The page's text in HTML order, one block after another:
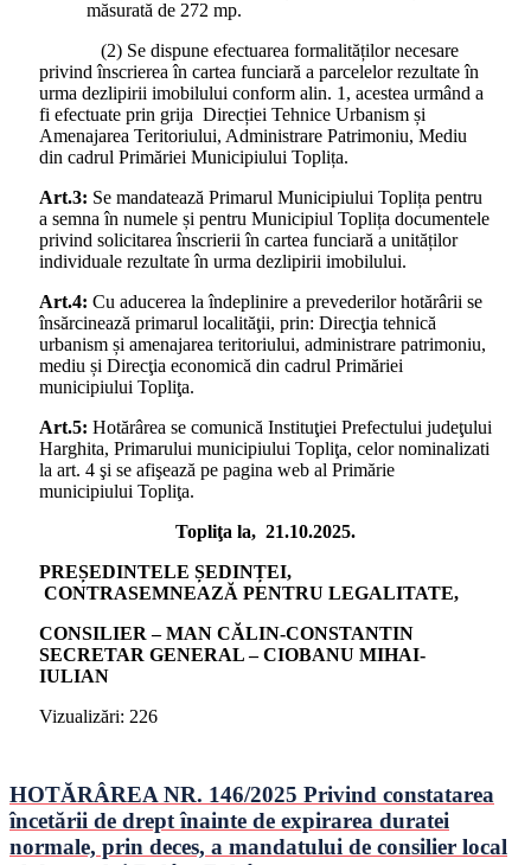
măsurată de 272 mp.
(2) Se dispune efectuarea formalităților necesare
privind înscrierea în cartea funciară a parcelelor rezultate în
urma dezlipirii imobilului conform alin. 1, acestea urmând a
fi efectuate prin grija Direcției Tehnice Urbanism și
Amenajarea Teritoriului, Administrare Patrimoniu, Mediu
din cadrul Primăriei Municipiului Toplița.
Art.3: Se mandatează Primarul Municipiului Toplița pentru
a semna în numele și pentru Municipiul Toplița documentele
privind solicitarea înscrierii în cartea funciară a unităților
individuale rezultate în urma dezlipirii imobilului.
Art.4: Cu aducerea la îndeplinire a prevederilor hotărârii se
însărcinează primarul localităţii, prin: Direcţia tehnică
urbanism și amenajarea teritoriului, administrare patrimoniu,
mediu și Direcţia economică din cadrul Primăriei
municipiului Topliţa.
Art.5: Hotărârea se comunică Instituţiei Prefectului judeţului
Harghita, Primarului municipiului Topliţa, celor nominalizati
la art. 4 şi se afişează pe pagina web al Primărie
municipiului Topliţa.
Topliţa la, 21.10.2025.
PREȘEDINTELE ȘEDINȚEI,
CONTRASEMNEAZĂ PENTRU LEGALITATE,
CONSILIER – MAN CĂLIN-CONSTANTIN
SECRETAR GENERAL – CIOBANU MIHAI-
IULIAN
Vizualizări: 226
HOTĂRÂREA NR. 146/2025 Privind constatarea
încetării de drept înainte de expirarea duratei
normale, prin deces, a mandatului de consilier local